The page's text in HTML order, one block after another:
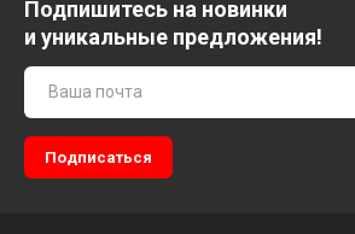
Подпишитесь на новинки
и уникальные предложения!